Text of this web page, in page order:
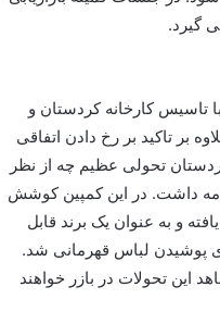
گیرد.
تاسیس کارخانه کردستان و
بر تاکید بر رخ دادن اتفاقی
تحولی عظیم چه از نظر
منظر کمی در صنعت تایر کشور است. این کمپین تا اواخر اردیبهشت سال ۹۶ ادامه داشت. در این کمپین کوشش
و به عنوان یک برند قابل
پوشیدن لباس قهرمانی شد.
این تحولات در بازر خواهند